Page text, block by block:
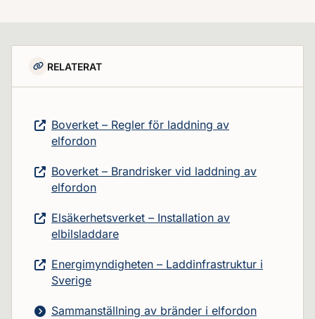
RELATERAT
Boverket – Regler för laddning av
elfordon
Boverket – Brandrisker vid laddning av
elfordon
Elsäkerhetsverket – Installation av
elbilsladdare
Energimyndigheten – Laddinfrastruktur i
Sverige
Sammanställning av bränder i elfordon